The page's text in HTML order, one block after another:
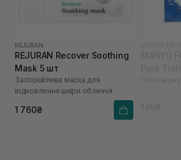
REJURAN
REJURAN Recover Soothing
Mask 5 шт
Заспокійлива маска для
відновлення шкіри обличчя
1 760₴